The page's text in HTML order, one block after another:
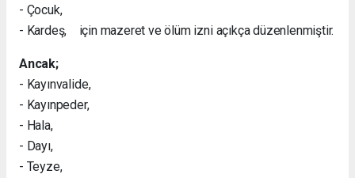
- Çocuk,
- Kardeş, için mazeret ve ölüm izni açıkça düzenlenmiştir.
Ancak;
- Kayınvalide,
- Kayınpeder,
- Hala,
- Dayı,
- Teyze,